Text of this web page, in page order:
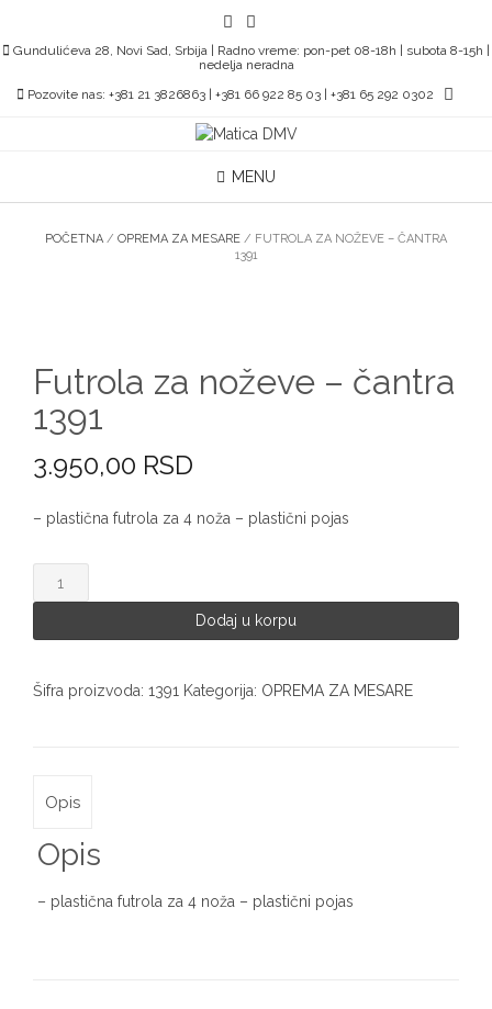
content
Gundulićeva 28, Novi Sad, Srbija | Radno vreme: pon-pet 08-18h | subota 8-15h |
nedelja neradna
Pozovite nas: +381 21 3826863 | +381 66 922 85 03 | +381 65 292 0302
MENU
POČETNA / OPREMA ZA MESARE / FUTROLA ZA NOŽEVE – ČANTRA
1391
Futrola za noževe – čantra
1391
3.950,00 RSD
– plastična futrola za 4 noža – plastični pojas
za
-
1391
Dodaj u korpu
Šifra proizvoda: 1391 Kategorija: OPREMA ZA MESARE
Opis
Opis
– plastična futrola za 4 noža – plastični pojas